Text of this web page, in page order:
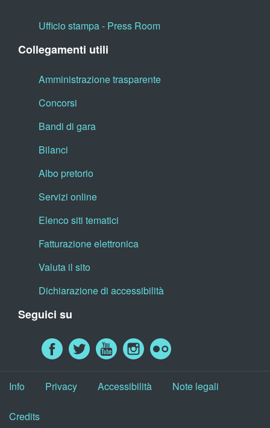
Ufficio stampa - Press Room
Collegamenti utili
Amministrazione trasparente
Concorsi
Bandi di gara
Bilanci
Albo pretorio
Servizi online
Elenco siti tematici
Fatturazione elettronica
Valuta il sito
Dichiarazione di accessibilità
Seguici su
Info Privacy Accessibilità Note legali
Credits